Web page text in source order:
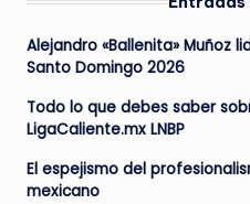
Alejandro «Ballenita» Muñoz
Santo Domingo 2026
Todo lo que debes saber
LigaCaliente.mx LNBP
El espejismo del
mexicano